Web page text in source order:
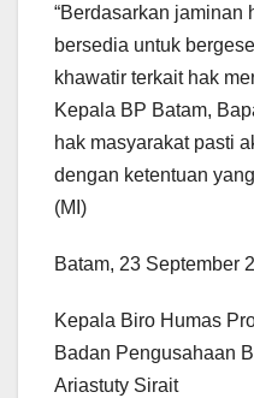
“Berdasarkan jaminan
bersedia untuk
khawatir terkait hak
Kepala BP Batam,
hak masyarakat pasti
dengan ketentuan
(MI)
Batam, 23 September
Kepala Biro Humas
Badan Pengusahaan
Ariastuty Sirait